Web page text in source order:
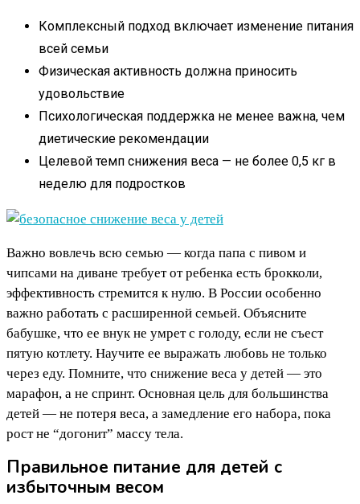
Комплексный подход включает изменение питания
всей семьи
Физическая активность должна приносить
удовольствие
Психологическая поддержка не менее важна, чем
диетические рекомендации
Целевой темп снижения веса — не более 0,5 кг в
неделю для подростков
Важно вовлечь всю семью — когда папа с пивом и
чипсами на диване требует от ребенка есть брокколи,
эффективность стремится к нулю. В России особенно
важно работать с расширенной семьей. Объясните
бабушке, что ее внук не умрет с голоду, если не съест
пятую котлету. Научите ее выражать любовь не только
через еду. Помните, что снижение веса у детей — это
марафон, а не спринт. Основная цель для большинства
детей — не потеря веса, а замедление его набора, пока
рост не “догонит” массу тела.
Правильное питание для детей с
избыточным весом